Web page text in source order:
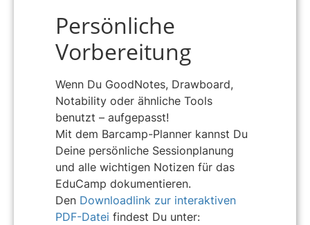
Persönliche
Vorbereitung
Wenn Du GoodNotes, Drawboard,
Notability oder ähnliche Tools
benutzt – aufgepasst!
Mit dem Barcamp-Planner kannst Du
Deine persönliche Sessionplanung
und alle wichtigen Notizen für das
EduCamp dokumentieren.
Den Downloadlink zur interaktiven
PDF-Datei findest Du unter: